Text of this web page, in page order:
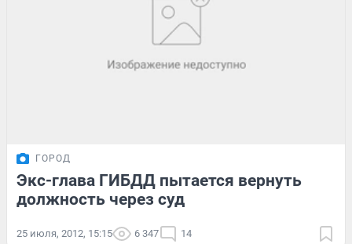
ГОРОД
Экс-глава ГИБДД пытается вернуть
должность через суд
25 июля, 2012, 15:15 6 347 14